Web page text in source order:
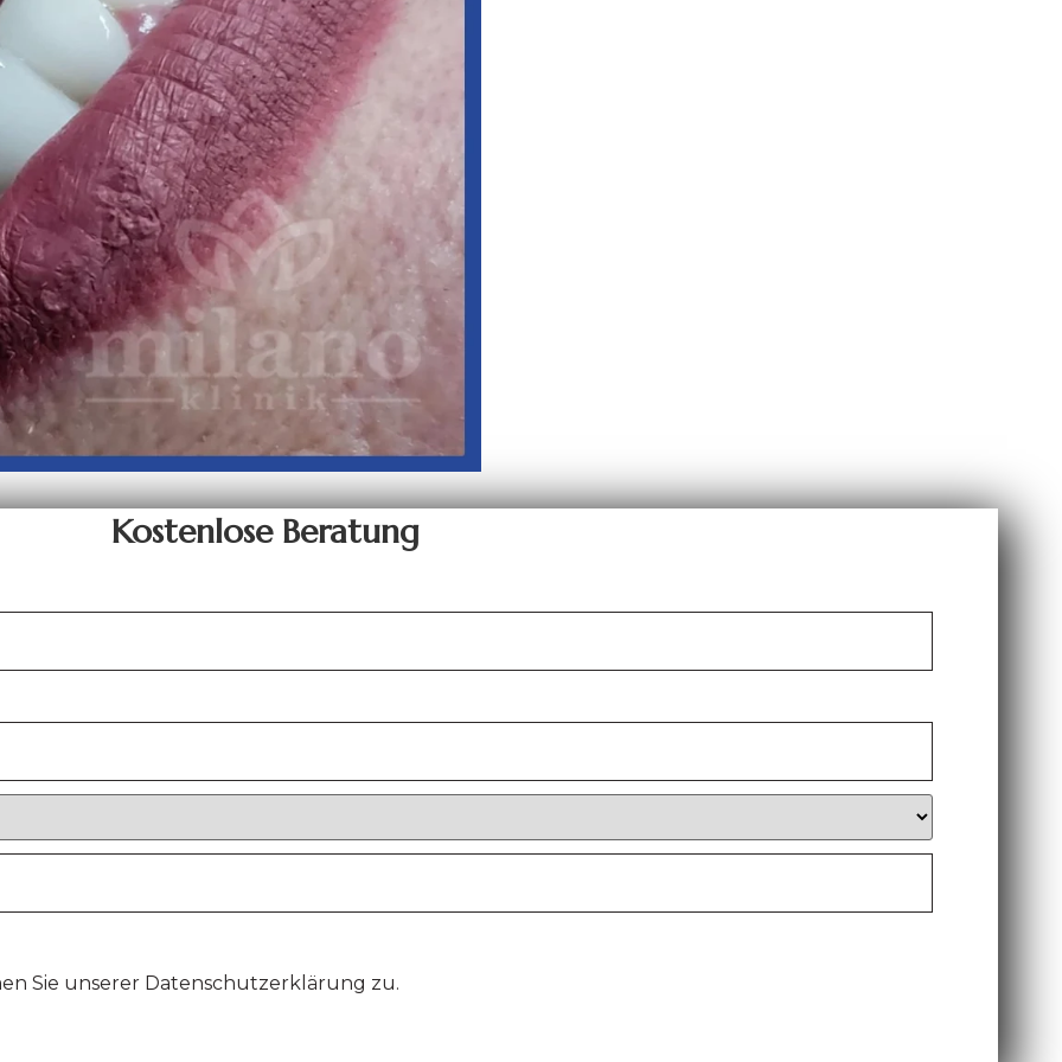
Kostenlose Beratung
Sie unserer Datenschutzerklärung zu.